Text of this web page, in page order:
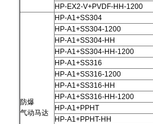
HP-EX2-V+PVDF-HH-1200
防爆
气动马达
HP-A1+SS304
HP-A1+SS304-1200
HP-A1+SS304-HH
HP-A1+SS304-HH-1200
HP-A1+SS316
HP-A1+SS316-1200
HP-A1+SS316-HH
HP-A1+SS316-HH-1200
HP-A1+PPHT
HP-A1+PPHT-HH